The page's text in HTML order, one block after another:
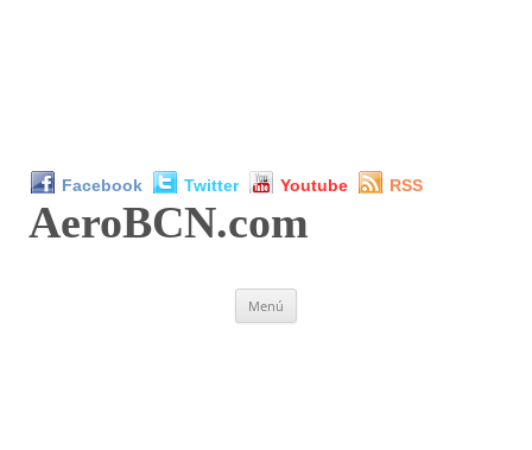
Facebook Twitter Youtube RSS
AeroBCN.com
Menú